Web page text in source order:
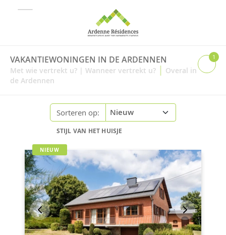
VAKANTIEWONINGEN IN DE ARDENNEN
Met wie vertrekt u? | Wanneer vertrekt u? | Overal in
de Ardennen
1
Sorteren op:
STIJL VAN HET HUISJE